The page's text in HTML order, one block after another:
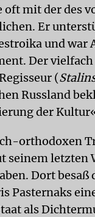
oft mit der des
Er
und
Der
(
Russland
der
orthodoxen
seinem
Dort
Pasternaks
als